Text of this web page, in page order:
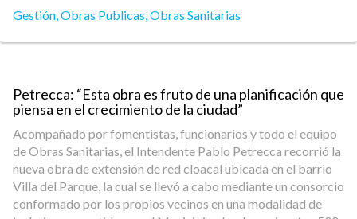
Gestión,Obras Publicas,Obras Sanitarias
Petrecca: “Esta obra es fruto de una planificación que
piensa en el crecimiento de la ciudad”
Acompañado por fomentistas, funcionarios y todo el equipo
de Obras Sanitarias, el Intendente Pablo Petrecca recorrió la
nueva obra de extensión de red cloacal ubicada en el barrio
Villa del Parque, la cual se llevó a cabo mediante un consorcio
conformado por los propios vecinos en una modalidad de